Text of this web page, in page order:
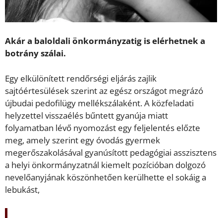
Akár a baloldali önkormányzatig is elérhetnek a
botrány szálai.
Egy elkülönített rendőrségi eljárás zajlik
sajtóértesülések szerint az egész országot megrázó
újbudai pedofilügy mellékszálaként. A közfeladati
helyzettel visszaélés bűntett gyanúja miatt
folyamatban lévő nyomozást egy feljelentés előzte
meg, amely szerint egy óvodás gyermek
megerőszakolásával gyanúsított pedagógiai asszisztens
a helyi önkormányzatnál kiemelt pozícióban dolgozó
nevelőanyjának köszönhetően kerülhette el sokáig a
lebukást,